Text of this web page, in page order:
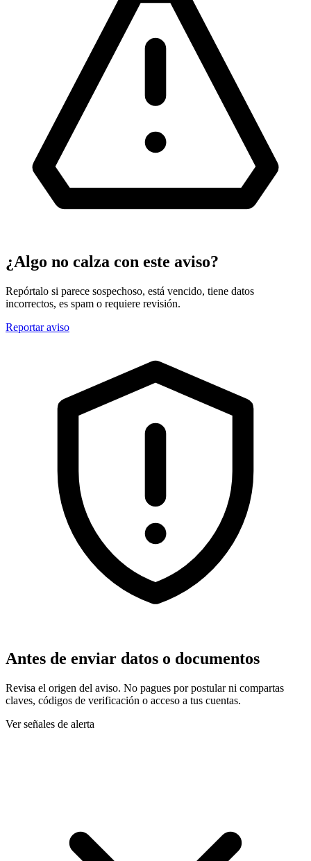
¿Algo no calza con este aviso?
Repórtalo si parece sospechoso, está vencido, tiene datos
incorrectos, es spam o requiere revisión.
Reportar aviso
Antes de enviar datos o documentos
Revisa el origen del aviso. No pagues por postular ni compartas
claves, códigos de verificación o acceso a tus cuentas.
Ver señales de alerta